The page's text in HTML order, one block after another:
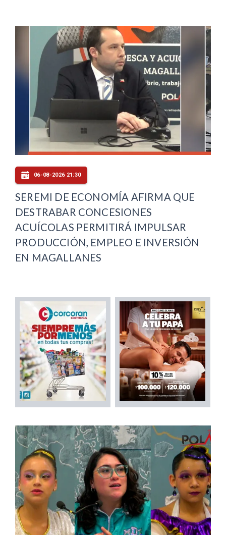
06-08-2026 21:30
SEREMI DE ECONOMÍA AFIRMA QUE
DESTRABAR CONCESIONES
ACUÍCOLAS PERMITIRÁ IMPULSAR
PRODUCCIÓN, EMPLEO E INVERSIÓN
EN MAGALLANES